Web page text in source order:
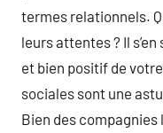
termes relationnels.
leurs attentes ? Il
et bien positif de
sociales sont une
Bien des